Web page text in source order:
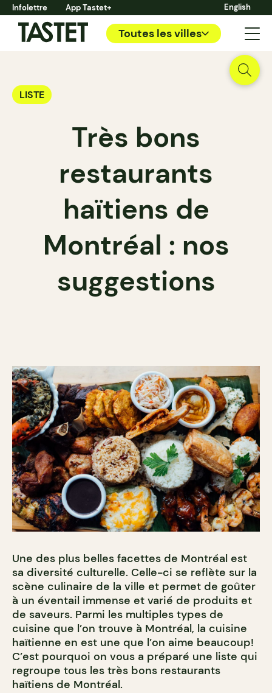
Infolettre App Tastet+ English
Toutes les villes
LISTE
Très bons
restaurants
haïtiens de
Montréal : nos
suggestions
Une des plus belles facettes de Montréal est
sa diversité culturelle. Celle-ci se reflète sur la
scène culinaire de la ville et permet de goûter
à un éventail immense et varié de produits et
de saveurs. Parmi les multiples types de
cuisine que l’on trouve à Montréal, la cuisine
haïtienne en est une que l’on aime beaucoup!
C’est pourquoi on vous a préparé une liste qui
regroupe tous les très bons restaurants
haïtiens de Montréal.